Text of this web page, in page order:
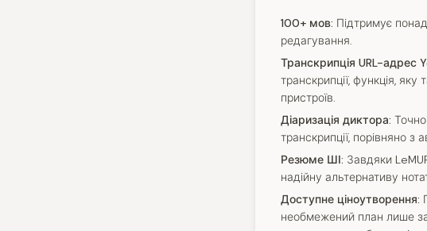
100+ мов: Підтримує
редагування.
Транскрипція URL-адрес
транскрипції, функція,
пристроїв.
Діаризація диктора: Точно
транскрипції, порівняно
Резюме ШІ: Завдяки
надійну альтернативу
Доступне ціноутворення:
необмежений план лише